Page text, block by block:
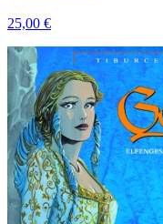
25,00 €